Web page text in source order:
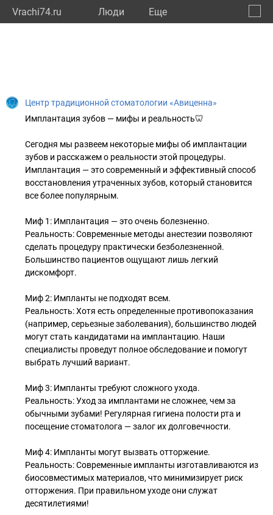
Vrachi74.ru Люди Eще
Центр традиционной стоматологии «Авиценна»
Имплантация зубов — мифы и реальность🦷
Сегодня мы развеем некоторые мифы об имплантации
зубов и расскажем о реальности этой процедуры.
Имплантация — это современный и эффективный способ
восстановления утраченных зубов, который становится
все более популярным.
Миф 1: Имплантация — это очень болезненно.
Реальность: Современные методы анестезии позволяют
сделать процедуру практически безболезненной.
Большинство пациентов ощущают лишь легкий
дискомфорт.
Миф 2: Импланты не подходят всем.
Реальность: Хотя есть определенные противопоказания
(например, серьезные заболевания), большинство людей
могут стать кандидатами на имплантацию. Наши
специалисты проведут полное обследование и помогут
выбрать лучший вариант.
Миф 3: Импланты требуют сложного ухода.
Реальность: Уход за имплантами не сложнее, чем за
обычными зубами! Регулярная гигиена полости рта и
посещение стоматолога — залог их долговечности.
Миф 4: Импланты могут вызвать отторжение.
Реальность: Современные импланты изготавливаются из
биосовместимых материалов, что минимизирует риск
отторжения. При правильном уходе они служат
десятилетиями!